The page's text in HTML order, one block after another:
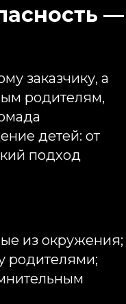
—
заказчику, а
родителям,
детей: от
подход
из окружения;
родителями;